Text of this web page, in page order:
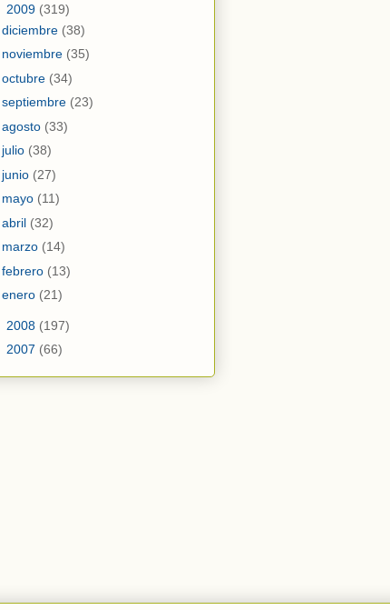
2009 (319)
diciembre (38)
noviembre (35)
octubre (34)
septiembre (23)
agosto (33)
julio (38)
junio (27)
mayo (11)
abril (32)
marzo (14)
febrero (13)
enero (21)
2008 (197)
2007 (66)